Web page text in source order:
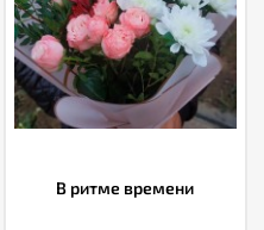
В ритме времени